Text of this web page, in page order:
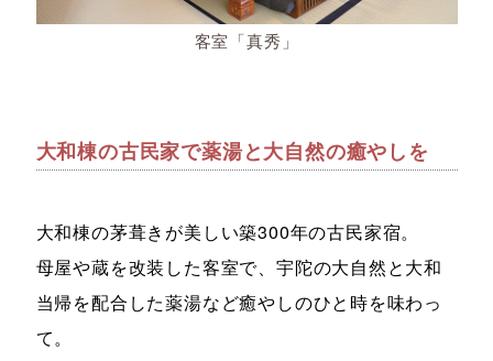
客室「真秀」
大和棟の古民家で薬湯と大自然の癒やしを
大和棟の茅葺きが美しい築300年の古民家宿。
母屋や蔵を改装した客室で、宇陀の大自然と大和
当帰を配合した薬湯など癒やしのひと時を味わっ
て。